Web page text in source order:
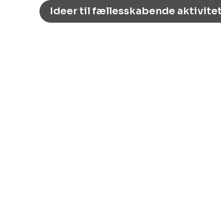
Ideer til fællesskabende